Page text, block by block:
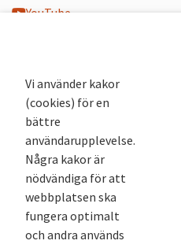
YouTube
Nyhetsbrev
Andra webbplatser
Arkivsök
Fornsök
Fornreg
Bebyggelseregistret
Runor
Vi använder kakor
(cookies) för en
bättre
användarupplevelse.
Några kakor är
nödvändiga för att
webbplatsen ska
fungera optimalt
och andra används